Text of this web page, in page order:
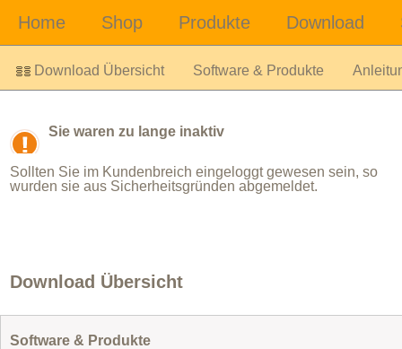
Download Übersicht Software & Produkte
Sie waren zu lange inaktiv
Sollten Sie im Kundenbreich eingeloggt gewesen sein, so
wurden sie aus Sicherheitsgründen abgemeldet.
Download Übersicht
Software & Produkte